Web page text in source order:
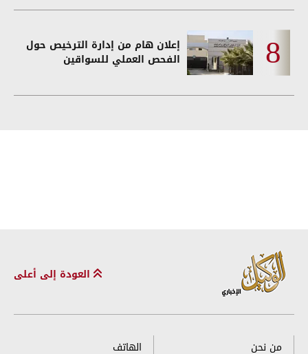
إعلان هام من إدارة الترخيص حول
الفحص العملي للسواقين
العودة إلى أعلى
من نحن الهاتف